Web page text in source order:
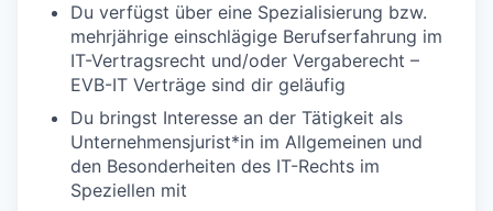
Du verfügst über eine Spezialisierung bzw.
mehrjährige einschlägige Berufserfahrung im
IT-Vertragsrecht und/oder Vergaberecht –
EVB-IT Verträge sind dir geläufig
Du bringst Interesse an der Tätigkeit als
Unternehmensjurist*in im Allgemeinen und
den Besonderheiten des IT-Rechts im
Speziellen mit